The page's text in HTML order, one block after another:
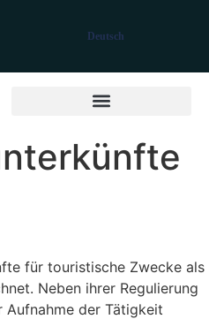
Deutsch
für touristische Zwecke als
Neben ihrer Regulierung
der Tätigkeit